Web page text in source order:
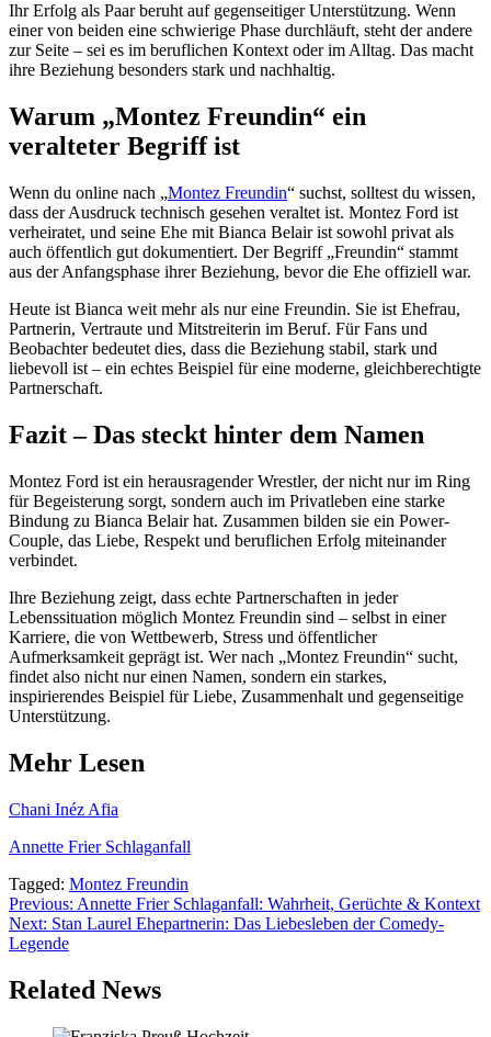
Ihr Erfolg als Paar beruht auf gegenseitiger Unterstützung. Wenn
einer von beiden eine schwierige Phase durchläuft, steht der andere
zur Seite – sei es im beruflichen Kontext oder im Alltag. Das macht
ihre Beziehung besonders stark und nachhaltig.
Warum „Montez Freundin“ ein
veralteter Begriff ist
Wenn du online nach „Montez Freundin“ suchst, solltest du wissen,
dass der Ausdruck technisch gesehen veraltet ist. Montez Ford ist
verheiratet, und seine Ehe mit Bianca Belair ist sowohl privat als
auch öffentlich gut dokumentiert. Der Begriff „Freundin“ stammt
aus der Anfangsphase ihrer Beziehung, bevor die Ehe offiziell war.
Heute ist Bianca weit mehr als nur eine Freundin. Sie ist Ehefrau,
Partnerin, Vertraute und Mitstreiterin im Beruf. Für Fans und
Beobachter bedeutet dies, dass die Beziehung stabil, stark und
liebevoll ist – ein echtes Beispiel für eine moderne, gleichberechtigte
Partnerschaft.
Fazit – Das steckt hinter dem Namen
Montez Ford ist ein herausragender Wrestler, der nicht nur im Ring
für Begeisterung sorgt, sondern auch im Privatleben eine starke
Bindung zu Bianca Belair hat. Zusammen bilden sie ein Power-
Couple, das Liebe, Respekt und beruflichen Erfolg miteinander
verbindet.
Ihre Beziehung zeigt, dass echte Partnerschaften in jeder
Lebenssituation möglich Montez Freundin sind – selbst in einer
Karriere, die von Wettbewerb, Stress und öffentlicher
Aufmerksamkeit geprägt ist. Wer nach „Montez Freundin“ sucht,
findet also nicht nur einen Namen, sondern ein starkes,
inspirierendes Beispiel für Liebe, Zusammenhalt und gegenseitige
Unterstützung.
Mehr Lesen
Chani Inéz Afia
Annette Frier Schlaganfall
Tagged: Montez Freundin
Post
navigation
Previous: Annette Frier Schlaganfall: Wahrheit, Gerüchte & Kontext
Next: Stan Laurel Ehepartnerin: Das Liebesleben der Comedy-
Legende
Related News